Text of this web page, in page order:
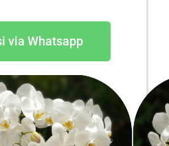
via Whatsapp